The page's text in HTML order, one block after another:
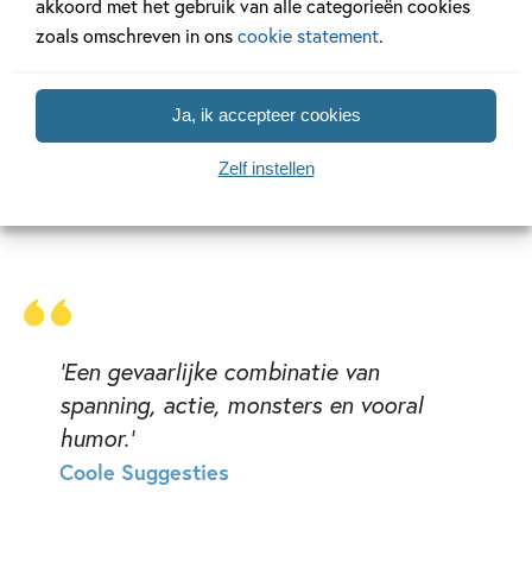
zoals omschreven in onscookie statement.
Ja, ik accepteer cookies
Zelf instellen
uitvindingen, een post-apocalyptische auto en flinke
voorraad oudbakken Oreo’s. Een ding is zeker: zelfs het
Nu ook een spannende serie op Netflix.
Lees verder
'Een gevaarlijke combinatie van
spanning, actie, monsters en vooral
humor.'
Coole Suggesties